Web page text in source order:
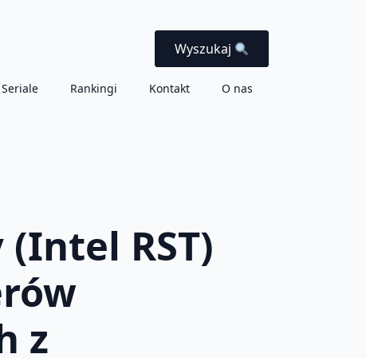
Wyszukaj
Rankingi Kontakt O nas
RST)
z